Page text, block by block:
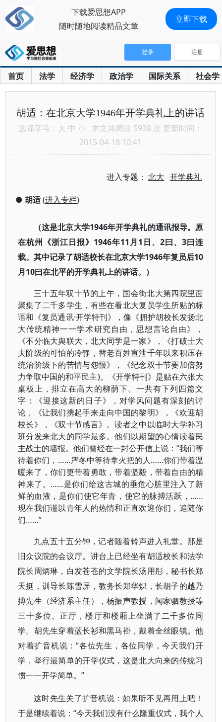
首页 法学 经济学 政治学 国际关系 社会学
登录 注册
胡适：在北京大学1946年开学典礼上的讲话
选择字号： 大 中 小 本文共阅读 5938 次 更新时间：
2015-04-18 10:41
进入专题：北大 开学典礼
● 胡适(进入专栏)
（这是北京大学1946年开学典礼的通讯报导。原
在杭州《浙江日报》1946年11月1日、2曰、3曰连
载。其中记录了胡适校长在北京大学1946年复员后10
月10曰在北平的开学典礼上的讲话。）
三十五年双十节的上午，国会街北大第四院里面
聚集了二千多学生，有些在看北大复员学生所贴的标
语和《复员通讯·开学特刊》，像《拥护胡校长发扬北
大传统精神一一学术研究自由，思想言论自由》，
《不分临大舆联大，北大同学是一家》，《打破士大
夫阶级的可怕的冷静，替老百姓宣泄千年以来积压在
统治阶级下的苦情与怨恨》，《纪念双十节要加倍努
力争取中国的和平民主)。《开学特刊》是贴在六张大
桌板上，排立在高大的柳荫下。一共有下列四篇文
字：《迎接这新的日子》，对学风问题有深刻的讨
论，《让我们携起手来走向中国的黎明》，《欢迎胡
校长》，《双十节感言》。读者之中以临时大学补习
班分发来北大的同学最多。他们以期望的心情读着民
主战士的墙报。他们曾经在一封公开信上说：“我们等
待着你们，……严冬中等待拿火把的人……你们带着温
暖来了，你们更带着勇敢，带着坚毅，带着自由的精
神来了。……是你们给这古城的垂危心脏里注入了新
鲜的血液，是你们使它年青，使它的脉搏活跃，……
现在我们谨以青年人的热情和正直欢迎你们，追随你
们……”
九点五十五分钟，记者随着铃声进入礼堂。那是
旧众议院的会议厅。讲台上已经坐有胡适校长和法学
院长周炳琳，白发苍苍的文学院长汤用彤，秘书长郑
天挺，训导长陈雪屏，教务长郑华炽，长胡子的越乃
搏先生（经济系主任），杨振声教授，闻家驷教授等
三十多位。正厅，楼厅和楼厢上坐满了二千多位同
学。胡先生穿着蓝长衫和黑马褂，戴着全丝眼镜。他
对着扩音机说：“各位先生，各位同学，今天我们开
学，举行最简单的开学仪式，这是北大向来的传统习
惯一一开学简单。”
这时先生关了扩音机说：如果听不见再用上吧！
于是继续着说：“今天我们没有什么隆重仪式，我个人
下载爱思想APP
随时随地阅读精品文章
立即下载